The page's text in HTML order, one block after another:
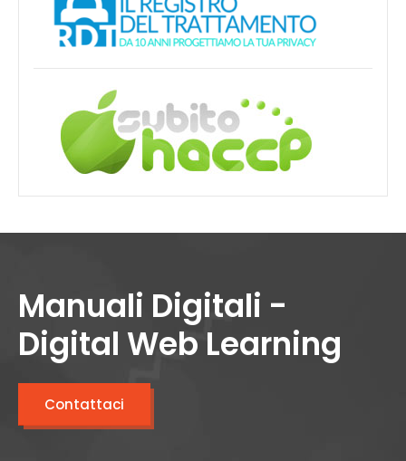
Manuali Digitali -
Digital Web Learning
Contattaci